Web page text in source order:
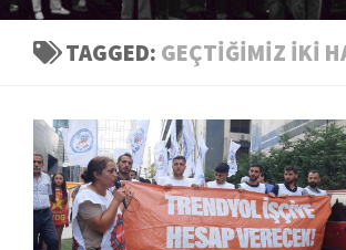
TAGGED: GEÇTIĞIMIZ İKI